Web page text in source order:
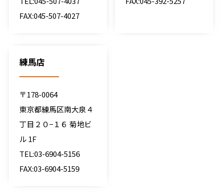
FAX:045-507-4027
練馬店
〒178-0064
東京都練馬区南大泉４
丁目２０−１６ 菊地ビ
ル 1F
TEL:03-6904-5156
FAX:03-6904-5159